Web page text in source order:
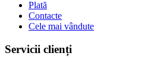
Plată
Contacte
Cele mai vândute
Servicii clienți